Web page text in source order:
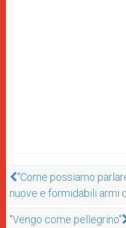
"Come possiamo
nuove e formidabili armi
"Vengo come pellegrino"